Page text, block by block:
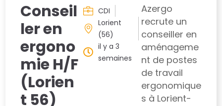
Conseil
ler en
ergono
mie H/F
(Lorien
t 56)
CDI
Lorient
(56)
il y a 3
semaines
Azergo
recrute un
conseiller en
aménageme
nt de postes
de travail
ergonomique
s à Lorient-